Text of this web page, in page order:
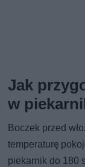
Jak
w
Boczek przed
temperaturę
piekarnik do 180